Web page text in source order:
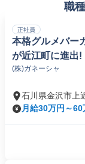
職
正社員
本格グルメバー
が近江町に進出!
(株)ガネーシャ
石川県金沢市上
月給30万円～60